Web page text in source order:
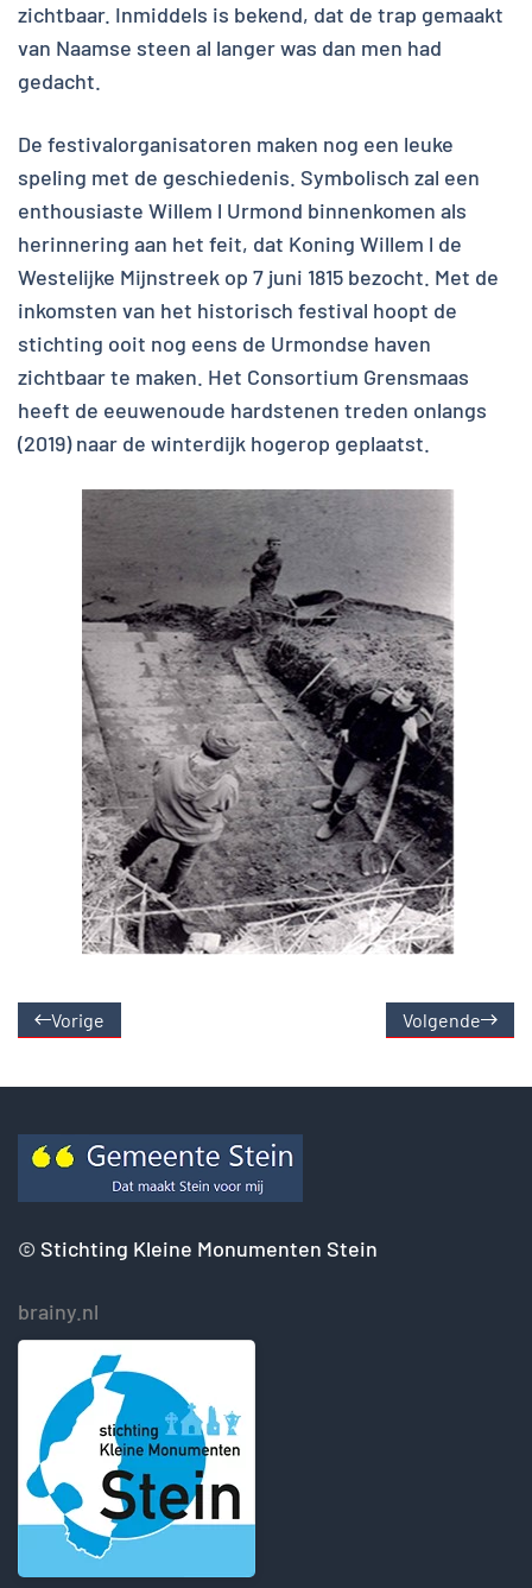
zichtbaar. Inmiddels is bekend, dat de trap gemaakt
van Naamse steen al langer was dan men had
gedacht.
De festivalorganisatoren maken nog een leuke
speling met de geschiedenis. Symbolisch zal een
enthousiaste Willem l Urmond binnenkomen als
herinnering aan het feit, dat Koning Willem l de
Westelijke Mijnstreek op 7 juni 1815 bezocht. Met de
inkomsten van het historisch festival hoopt de
stichting ooit nog eens de Urmondse haven
zichtbaar te maken. Het Consortium Grensmaas
heeft de eeuwenoude hardstenen treden onlangs
(2019) naar de winterdijk hogerop geplaatst.
Vorige Volgende
© Stichting Kleine Monumenten Stein
brainy.nl